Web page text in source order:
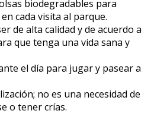
biodegradables para
cada visita al parque.
de alta calidad y de acuerdo a
que tenga una vida sana y
el día para jugar y pasear a
no es una necesidad de
o tener crías.